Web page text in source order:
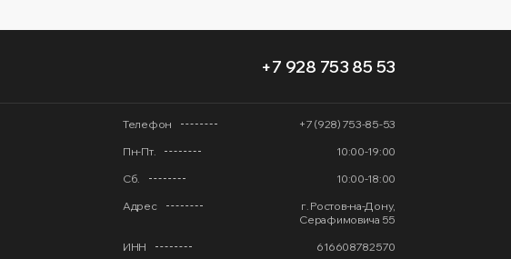
+7 928 753 85 53
Телефон
+7 (928) 753-85-53
Пн-Пт.
10:00-19:00
Сб.
10:00-18:00
Адрес
г. Ростов-на-Дону,
Серафимовича 55
ИНН
616608782570